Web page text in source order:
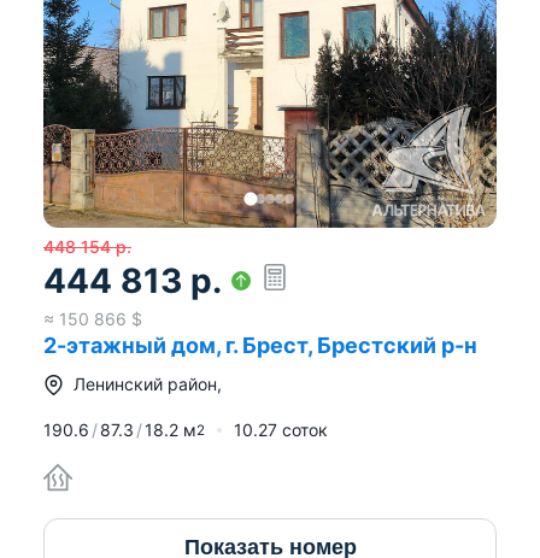
448 154 р.
444 813 р.
≈ 150 866 $
2-этажный дом, г. Брест, Брестский р-н
Ленинский район,
190.6 87.3 18.2 м2 10.27 соток
Показать номер